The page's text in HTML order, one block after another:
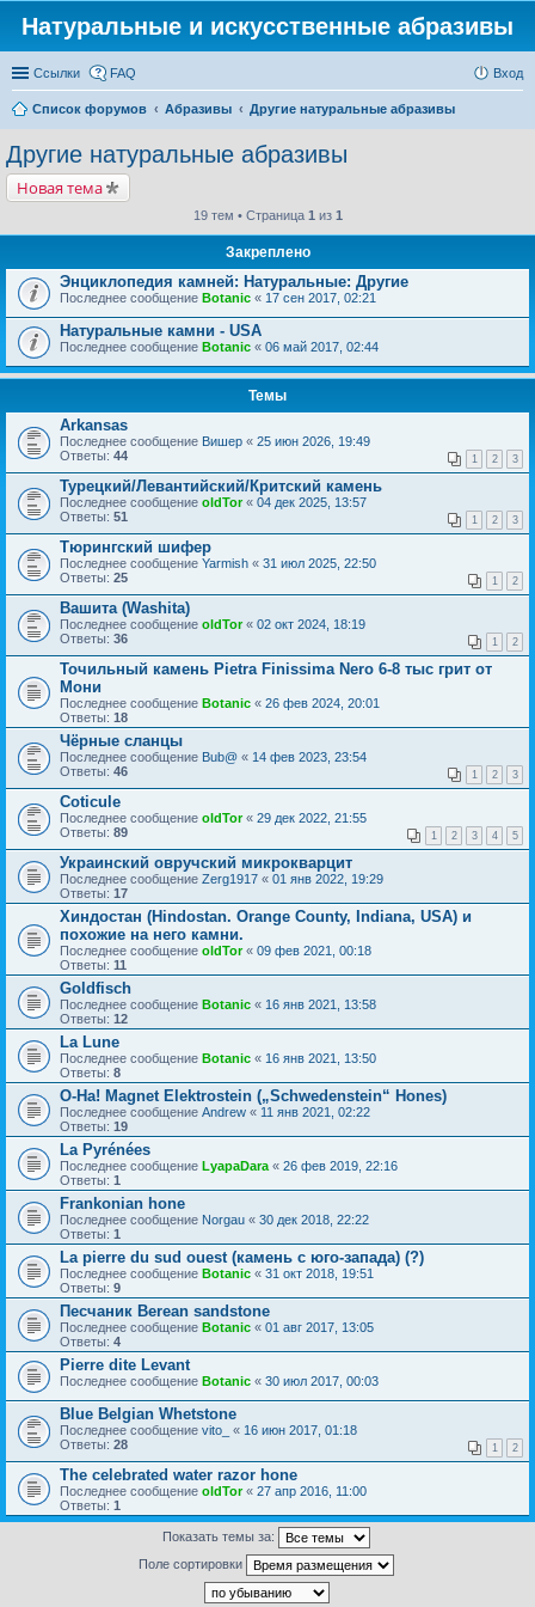
Натуральные и искусственные абразивы
Ссылки FAQ Вход
Список форумов Абразивы Другие натуральные абразивы
Другие натуральные абразивы
Новая тема
19 тем • Страница 1 из 1
Закреплено
Энциклопедия камней: Натуральные: Другие
Последнее сообщение Botanic « 17 сен 2017, 02:21
Натуральные камни - USA
Последнее сообщение Botanic « 06 май 2017, 02:44
Темы
Arkansas
Последнее сообщение Вишер « 25 июн 2026, 19:49
Ответы: 44 1 2 3
Турецкий/Левантийский/Критский камень
Последнее сообщение oldTor« 04 дек 2025, 13:57
Ответы: 51 1 2 3
Тюрингский шифер
Последнее сообщение Yarmish « 31 июл 2025, 22:50
Ответы: 25 1 2
Вашита (Washita)
Последнее сообщение oldTor« 02 окт 2024, 18:19
Ответы: 36 1 2
Точильный камень Pietra Finissima Nero 6-8 тыс грит от
Мони
Последнее сообщение Botanic « 26 фев 2024, 20:01
Ответы: 18
Чёрные сланцы
Последнее сообщение Bub@ « 14 фев 2023, 23:54
Ответы: 46 1 2 3
Coticule
Последнее сообщение oldTor« 29 дек 2022, 21:55
Ответы: 89 1 2 3 4 5
Украинский овручский микрокварцит
Последнее сообщение Zerg1917 « 01 янв 2022, 19:29
Ответы: 17
Хиндостан (Hindostan. Orange County, Indiana, USA) и
похожие на него камни.
Последнее сообщение oldTor« 09 фев 2021, 00:18
Ответы: 11
Goldfisch
Последнее сообщение Botanic « 16 янв 2021, 13:58
Ответы: 12
La Lune
Последнее сообщение Botanic « 16 янв 2021, 13:50
Ответы: 8
O-Ha! Magnet Elektrostein („Schwedenstein“ Hones)
Последнее сообщение Andrew « 11 янв 2021, 02:22
Ответы: 19
La Pyrénées
Последнее сообщение LyapaDara « 26 фев 2019, 22:16
Ответы: 1
Frankonian hone
Последнее сообщение Norgau « 30 дек 2018, 22:22
Ответы: 1
La pierre du sud ouest (камень с юго-запада) (?)
Последнее сообщение Botanic « 31 окт 2018, 19:51
Ответы: 9
Песчаник Berean sandstone
Последнее сообщение Botanic « 01 авг 2017, 13:05
Ответы: 4
Pierre dite Levant
Последнее сообщение Botanic « 30 июл 2017, 00:03
Blue Belgian Whetstone
Последнее сообщение vito_ « 16 июн 2017, 01:18
Ответы: 28 1 2
The celebrated water razor hone
Последнее сообщение oldTor« 27 апр 2016, 11:00
Ответы: 1
Показать темы за:
Поле сортировки